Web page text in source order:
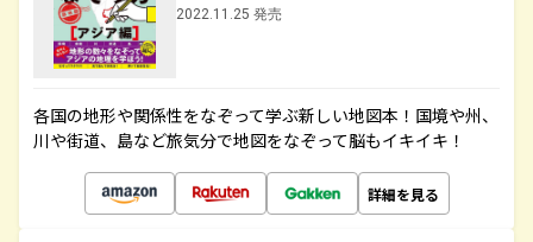
2022.11.25 発売
各国の地形や関係性をなぞって学ぶ新しい地図本！国境や州、
川や街道、島など旅気分で地図をなぞって脳もイキイキ！
詳細を見る